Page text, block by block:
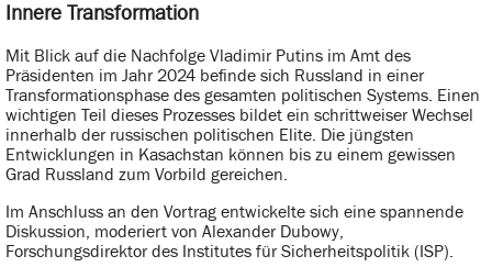
Innere Transformation
Mit Blick auf die Nachfolge Vladimir Putins im Amt des
Präsidenten im Jahr 2024 befinde sich Russland in einer
Transformationsphase des gesamten politischen Systems. Einen
wichtigen Teil dieses Prozesses bildet ein schrittweiser Wechsel
innerhalb der russischen politischen Elite. Die jüngsten
Entwicklungen in Kasachstan können bis zu einem gewissen
Grad Russland zum Vorbild gereichen.
Im Anschluss an den Vortrag entwickelte sich eine spannende
Diskussion, moderiert von Alexander Dubowy,
Forschungsdirektor des Institutes für Sicherheitspolitik (ISP).